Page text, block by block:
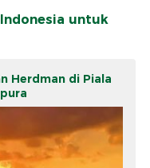
untuk
Herdman di Piala